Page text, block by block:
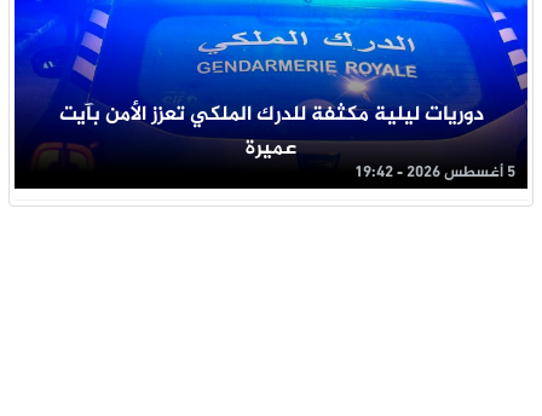
دوريات ليلية مكثفة للدرك الملكي تعزز الأمن بآيت
عميرة
5 أغسطس 2026 - 19:42